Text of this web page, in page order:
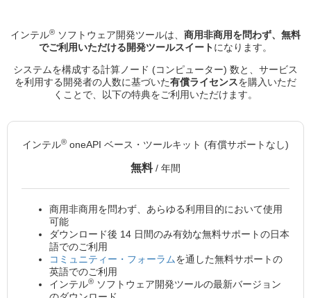
インテル® ソフトウェア開発ツールは、 商用非商用を問わず、無料
でご利用いただける開発ツールスイートになります。
システムを構成する計算ノード (コンピューター) 数と、サービス
を利用する開発者の人数に基づいた有償ライセンスを購入いただ
くことで、以下の特典をご利用いただけます。
インテル® oneAPI ベース・ツールキット (有償サポートなし)
無料/ 年間
商用非商用を問わず、あらゆる利用目的において使用
可能
ダウンロード後 14 日間のみ有効な無料サポートの日本
語でのご利用
コミュニティー・フォーラムを通した無料サポートの
英語でのご利用
インテル® ソフトウェア開発ツールの最新バージョン